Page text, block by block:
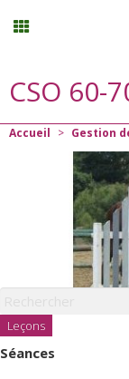
Stages
Mon compte
0 Panier
CSO 60-
Accueil > Gestion
Leçons
Séances